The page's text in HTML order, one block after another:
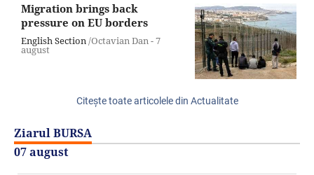
Migration brings back
pressure on EU borders
English Section/Octavian Dan -7
august
Citeşte toate articolele din Actualitate
Ziarul BURSA
07 august